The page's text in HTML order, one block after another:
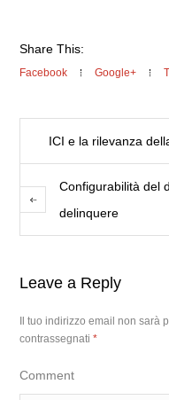
Share This:
Facebook Google+
ICI e la rilevanza
Configurabilità del
delinquere
Leave a Reply
Il tuo indirizzo email non sarà
contrassegnati*
Comment